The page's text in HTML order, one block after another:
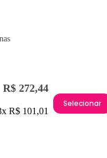
R$ 272,44
R$ 101,01
Selecionar